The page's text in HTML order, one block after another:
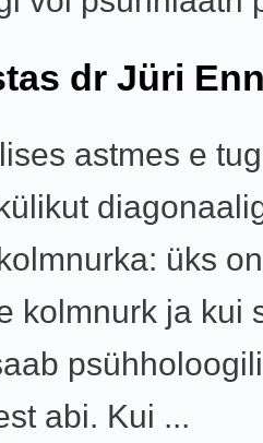
dr Jüri
astmes e
üks
kolmnurk ja kui
abi. Kui ...